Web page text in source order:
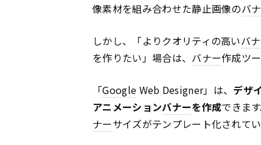
像素材を組み合わせた静止画像のバ
しかし、「よりクオリティの高いバ
を作りたい」場合は、 バナー作成ツ
「Google Web Designer」は、 デザ
アニメーションバナーを作成できます
ナーサイズがテンプレート化されて